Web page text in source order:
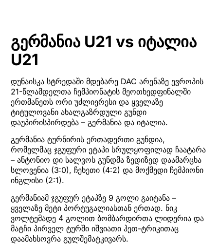
გერმანია U21 vs იტალია
U21
დუნაისკა სტრედაში მდებარე DAC არენაზე ევროპის
21-წლამდელთა ჩემპიონატის მეოთხედფინალში
ერთმანეთს ორი უძლიერესი და ყველაზე
ტიტულოვანი ახალგაზრდული გუნდი
დაუპირისპირდება – გერმანია და იტალია.
გერმანია ტურნირის ერთადერთი გუნდია,
რომელმაც ჯგუფური ეტაპი სრულყოფილად ჩაატარა
– ანტონიო დი სალვოს გუნდმა ზედიზედ დაამარცხა
სლოვენია (3:0), ჩეხეთი (4:2) და მოქმედი ჩემპიონი
ინგლისი (2:1).
გერმანიამ ჯგუფურ ეტაპზე 9 გოლი გაიტანა –
ყველაზე მეტი პორტუგალიასთან ერთად. ნიკ
ვოლტემადე 4 გოლით ბომბარდირთა ლიდერია და
მატჩი პირველ ტურში იშვიათი ჰეთ-ტრიკითაც
დაამახსოვრა გულშემატკივარს.